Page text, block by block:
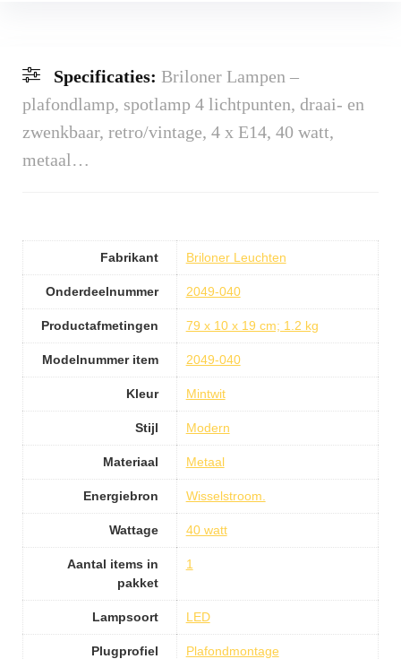
Specificaties: Briloner Lampen –
plafondlamp, spotlamp 4 lichtpunten, draai- en
zwenkbaar, retro/vintage, 4 x E14, 40 watt,
metaal…
Fabrikant Briloner Leuchten
Onderdeelnummer 2049-040
Productafmetingen 79 x 10 x 19 cm; 1.2 kg
Modelnummer item 2049-040
Kleur Mintwit
Stijl Modern
Materiaal Metaal
Energiebron Wisselstroom.
Wattage 40 watt
Aantal items in
pakket
1
Lampsoort LED
Plugprofiel Plafondmontage